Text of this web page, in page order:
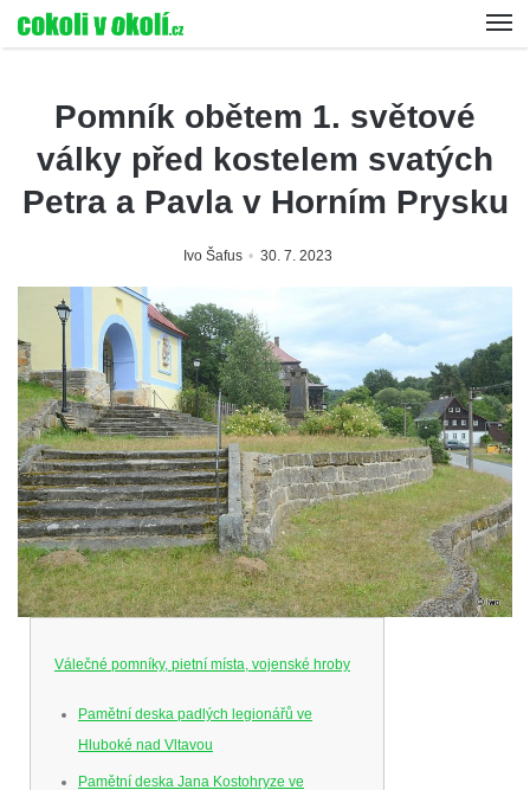
Pomník obětem 1. světové
války před kostelem svatých
Petra a Pavla v Horním Prysku
Ivo Šafus 30. 7. 2023
Válečné pomníky, pietní místa, vojenské hroby
Pamětní deska padlých legionářů ve
Hluboké nad Vltavou
Pamětní deska Jana Kostohryze ve